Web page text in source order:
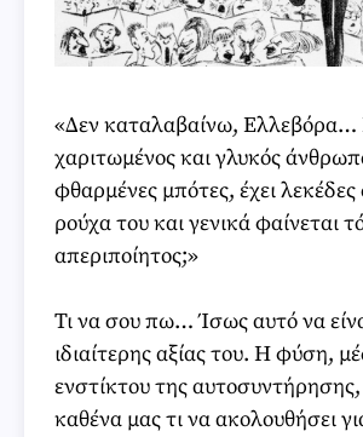
«Δεν καταλαβαίνω, Ελλεβόρα…
χαριτωμένος και γλυκός
φθαρμένες μπότες, έχει
ρούχα του και γενικά φαίνεται
απεριποίητος;»
Τι να σου πω… Ίσως αυτό να
ιδιαίτερης αξίας του. Η φύση,
ενστίκτου της αυτοσυντήρησης,
καθένα μας τι να ακολουθήσει